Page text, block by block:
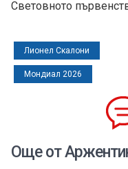
Световното
Лионел Скалони
Мондиал 2026
Още от